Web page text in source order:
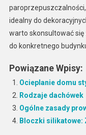
idealny do
warto skonsultować
do konkretnego
Powiązane Wpisy:
Ocieplanie domu
Rodzaje dachówek
Ogólne zasady
Bloczki silikatowe: